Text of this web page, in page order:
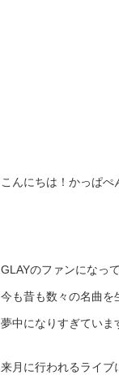
こんにちは！かっぱぺ
GLAYのファンになっ
今も昔も数々の名曲を
夢中になりすぎていま
来月に行われるライブ